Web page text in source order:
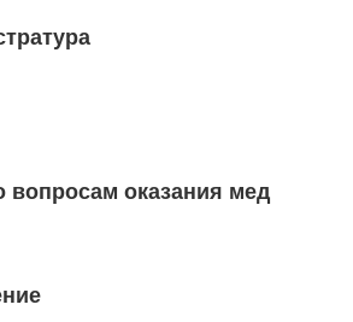
вопросам оказания мед